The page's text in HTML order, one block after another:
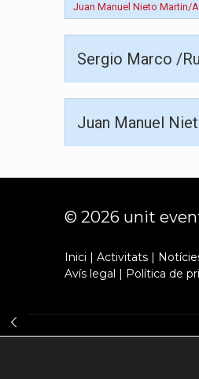
Juan Manuel Nieto Martin/
Sergio Marco /
Juan Manuel
© 2026 unit
Inici | Activitats|
Avís legal | Política de